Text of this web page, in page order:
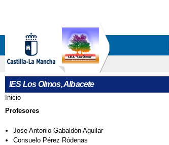
IES Los Olmos, Albacete
Se encuentra usted aquí
Inicio
Profesores
Jose Antonio Gabaldón Aguilar
Consuelo Pérez Ródenas